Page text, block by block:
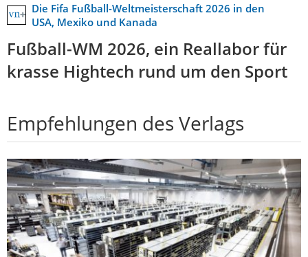
Die Fifa Fußball-Weltmeisterschaft 2026 in den
USA, Mexiko und Kanada
Fußball-WM 2026, ein Reallabor für
krasse Hightech rund um den Sport
Empfehlungen des Verlags